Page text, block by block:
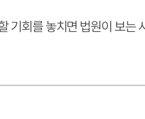
기회를 놓치면 법원이 보는